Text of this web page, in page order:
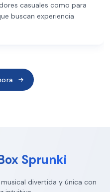
casuales como para
buscan experiencia
Sprunki
divertida y única con